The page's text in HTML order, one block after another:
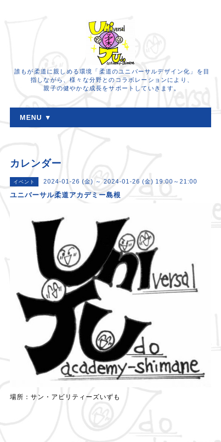
誰もが柔道に親しめる環境「柔道のユニバーサルデザイン化」を目
指しながら、様々な分野とのコラボレーションにより、
親子の健やかな成長をサポートしていきます。
MENU ▼
カレンダー
イベント 2024-01-26 (金) ～ 2024-01-26 (金) 19:00～21:00
ユニバーサル柔道アカデミー島根
場所：サン・アビリティーズいずも